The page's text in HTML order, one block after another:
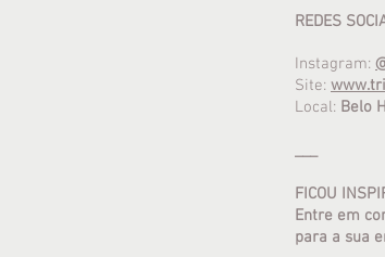
REDES
Instagram:
Site:
Local: Belo
FICOU
Entre em
para a sua